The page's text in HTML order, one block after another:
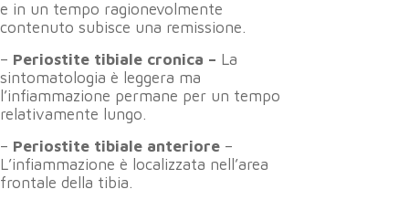
e in un tempo ragionevolmente
contenuto subisce una remissione.
– Periostite tibiale cronica – La
sintomatologia è leggera ma
l’infiammazione permane per un tempo
relativamente lungo.
– Periostite tibiale anteriore –
L’infiammazione è localizzata nell’area
frontale della tibia.